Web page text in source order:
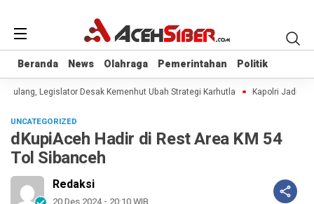
Beranda News Olahraga Pemerintahan Politik
Beranda News Olahraga Pemerintahan Politik
Legislator Desak Kemenhut Ubah Strategi Karhutla Kapolri Jadi
UNCATEGORIZED
dKupiAceh Hadir di Rest Area KM 54
Tol Sibanceh
Redaksi